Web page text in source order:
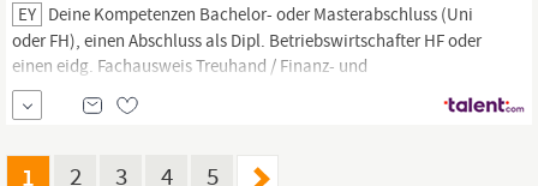
EY Deine Kompetenzen Bachelor- oder Masterabschluss (Uni
oder FH), einen Abschluss als Dipl. Betriebswirtschafter HF oder
einen eidg. Fachausweis Treuhand / Finanz- und
Rechnungswesen.
Ein ausgeprägtes analytisches Verständnis und ein Flair für
1 2 3 4 5